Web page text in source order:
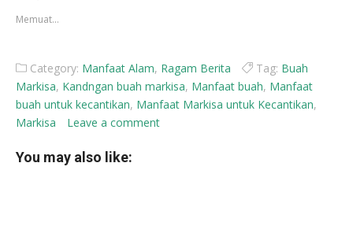
baru)
Memuat...
Category: Manfaat Alam, Ragam Berita Tag: Buah
Markisa, Kandngan buah markisa, Manfaat buah, Manfaat
buah untuk kecantikan, Manfaat Markisa untuk Kecantikan,
Markisa
Leave a comment
You may also like: